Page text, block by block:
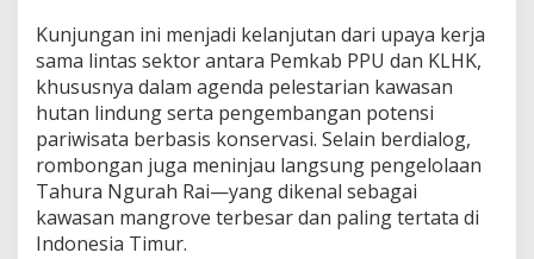
Kunjungan ini menjadi kelanjutan dari upaya kerja
sama lintas sektor antara Pemkab PPU dan KLHK,
khususnya dalam agenda pelestarian kawasan
hutan lindung serta pengembangan potensi
pariwisata berbasis konservasi. Selain berdialog,
rombongan juga meninjau langsung pengelolaan
Tahura Ngurah Rai—yang dikenal sebagai
kawasan mangrove terbesar dan paling tertata di
Indonesia Timur.